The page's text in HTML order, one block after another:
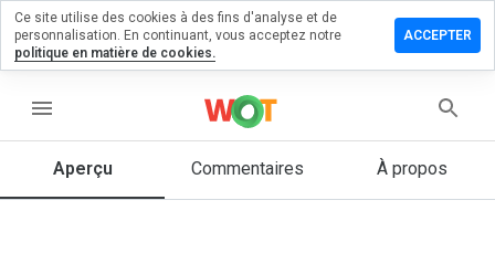
menu
Aperçu Commentaires À propos
un
Ce site utilise des cookies à des fins d'analyse et de
personnalisation. En continuant, vous acceptez notre
politique en matière de cookies.
ACCEPTER